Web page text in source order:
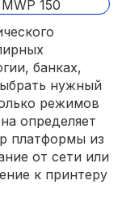
банках,
нужный
режимов
определяет
платформы из
от сети или
к принтеру